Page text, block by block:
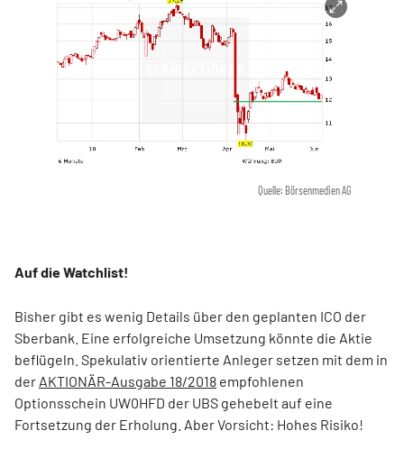
Quelle: Börsenmedien AG
Auf die Watchlist!
Bisher gibt es wenig Details über den geplanten ICO der
Sberbank. Eine erfolgreiche Umsetzung könnte die Aktie
beflügeln. Spekulativ orientierte Anleger setzen mit dem in
der AKTIONÄR-Ausgabe 18/2018 empfohlenen
Optionsschein UW0HFD der UBS gehebelt auf eine
Fortsetzung der Erholung. Aber Vorsicht: Hohes Risiko!